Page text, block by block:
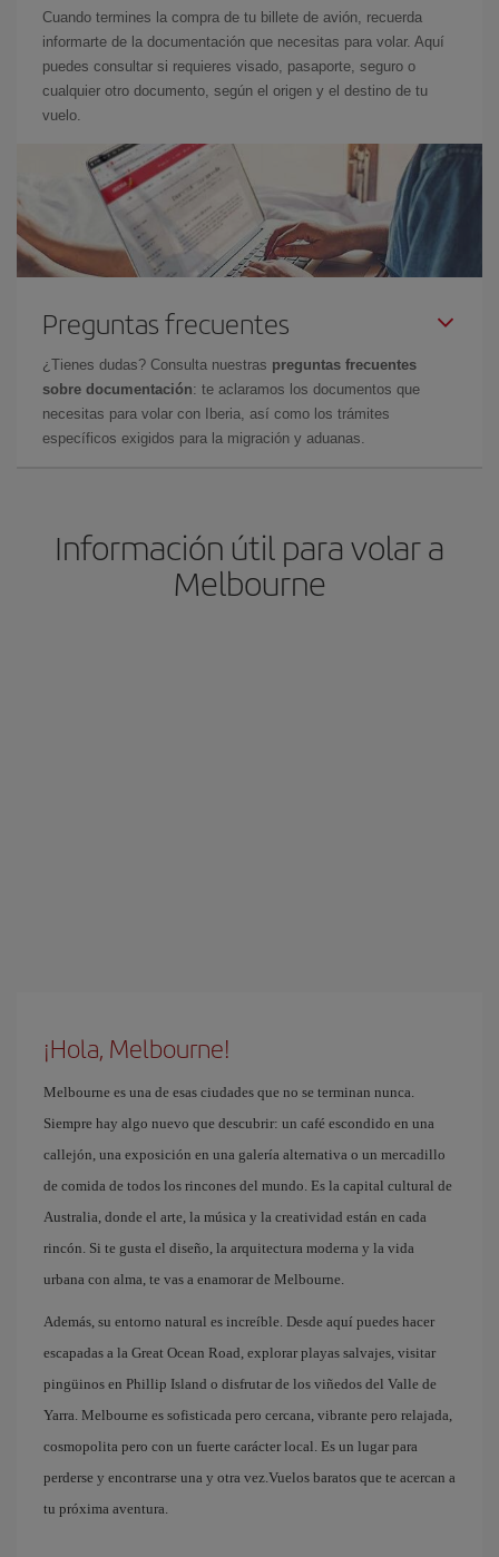
Cuando termines la compra de tu billete de avión, recuerda
informarte de la documentación que necesitas para volar. Aquí
puedes consultar si requieres visado, pasaporte, seguro o
cualquier otro documento, según el origen y el destino de tu
vuelo.
Preguntas frecuentes
¿Tienes dudas? Consulta nuestras preguntas frecuentes
sobre documentación: te aclaramos los documentos que
necesitas para volar con Iberia, así como los trámites
específicos exigidos para la migración y aduanas.
Información útil para volar a
Melbourne
¡Hola, Melbourne!
Melbourne es una de esas ciudades que no se terminan nunca.
Siempre hay algo nuevo que descubrir: un café escondido en una
callejón, una exposición en una galería alternativa o un mercadillo
de comida de todos los rincones del mundo. Es la capital cultural de
Australia, donde el arte, la música y la creatividad están en cada
rincón. Si te gusta el diseño, la arquitectura moderna y la vida
urbana con alma, te vas a enamorar de Melbourne.
Además, su entorno natural es increíble. Desde aquí puedes hacer
escapadas a la Great Ocean Road, explorar playas salvajes, visitar
pingüinos en Phillip Island o disfrutar de los viñedos del Valle de
Yarra. Melbourne es sofisticada pero cercana, vibrante pero relajada,
cosmopolita pero con un fuerte carácter local. Es un lugar para
perderse y encontrarse una y otra vez.Vuelos baratos que te acercan a
tu próxima aventura.